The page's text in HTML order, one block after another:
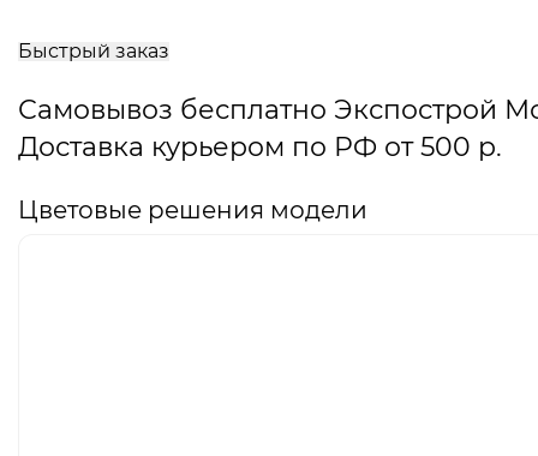
Быстрый заказ
Самовывоз бесплатно Экспострой
Доставка курьером по РФ от 500 р.
Цветовые решения модели